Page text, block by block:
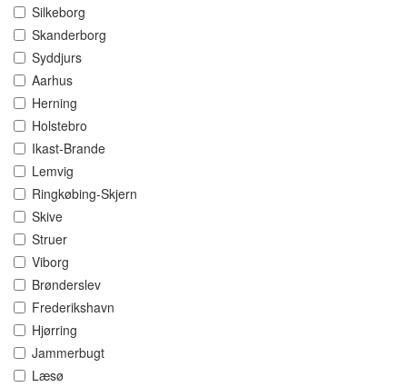
Silkeborg
Skanderborg
Syddjurs
Aarhus
Herning
Holstebro
Ikast-Brande
Lemvig
Ringkøbing-Skjern
Skive
Struer
Viborg
Brønderslev
Frederikshavn
Hjørring
Jammerbugt
Læsø